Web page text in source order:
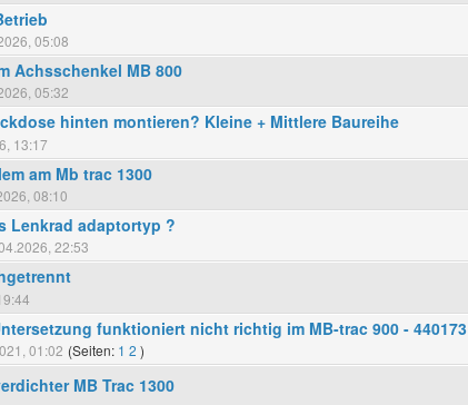
05:08
Achsschenkel MB 800
05:32
hinten montieren? Kleine + Mittlere Baureihe
13:17
am Mb trac 1300
08:10
Lenkrad adaptortyp ?
22:53
funktioniert nicht richtig im MB-trac 900 - 440173
01:02 (Seiten: 1 2 )
MB Trac 1300